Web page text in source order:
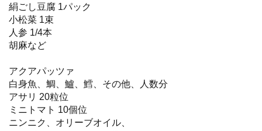
絹ごし豆腐 1パック
小松菜 1束
人参 1/4本
胡麻など
アクアパッツァ
白身魚、鯛、鱸、鱈、その他、人数分
アサリ 20粒位
ミニトマト 10個位
ニンニク、オリーブオイル、